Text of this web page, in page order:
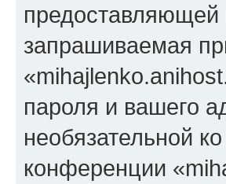
запрашиваемая
пароля и вашего
необязательной
конференции